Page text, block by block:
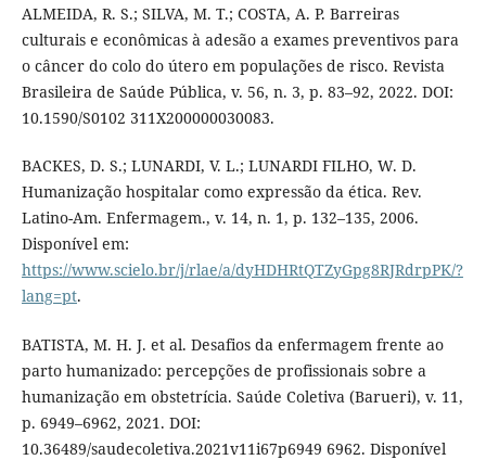
ALMEIDA, R. S.; SILVA, M. T.; COSTA, A. P. Barreiras
culturais e econômicas à adesão a exames preventivos para
o câncer do colo do útero em populações de risco. Revista
Brasileira de Saúde Pública, v. 56, n. 3, p. 83–92, 2022. DOI:
10.1590/S0102 311X200000030083.
BACKES, D. S.; LUNARDI, V. L.; LUNARDI FILHO, W. D.
Humanização hospitalar como expressão da ética. Rev.
Latino-Am. Enfermagem., v. 14, n. 1, p. 132–135, 2006.
Disponível em:
https://www.scielo.br/j/rlae/a/dyHDHRtQTZyGpg8RJRdrpPK/?
lang=pt.
BATISTA, M. H. J. et al. Desafios da enfermagem frente ao
parto humanizado: percepções de profissionais sobre a
humanização em obstetrícia. Saúde Coletiva (Barueri), v. 11,
p. 6949–6962, 2021. DOI:
10.36489/saudecoletiva.2021v11i67p6949 6962. Disponível